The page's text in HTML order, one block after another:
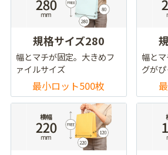
規格サイズ280
幅とマチが固定。大きめフ
ァイルサイズ
最小ロット500枚
幅と
グが